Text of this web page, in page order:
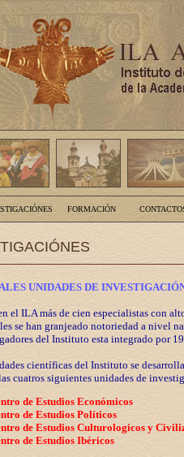
FORMACIÓN
UNIDADES DE
el ILA más de cien especialistas con
se han granjeado notoriedad a nivel
del Instituto esta integrado por
científicas del Instituto se
cuatros siguientes unidades de
de Estudios Económicos
de Estudios Políticos
de Estudios Culturologicos y
de Estudios Ibéricos